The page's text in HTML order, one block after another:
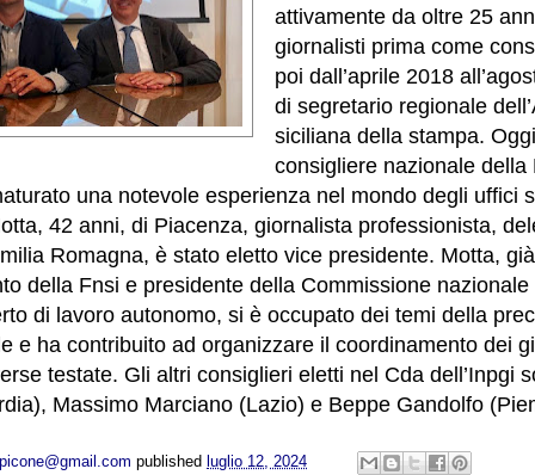
attivamente da oltre 25
giornalisti prima come
poi dall’aprile 2018
di segretario regionale
siciliana della stampa.
consigliere nazionale della
una notevole esperienza nel mondo degli uffici
42 anni, di Piacenza, giornalista professionista,
Romagna, è stato eletto vice presidente. Motta,
della Fnsi e presidente della Commissione
di lavoro autonomo, si è occupato dei temi della
e ha contribuito ad organizzare il coordinamento dei
testate. Gli altri consiglieri eletti nel Cda dell’Inpgi
Massimo Marciano (Lazio) e Beppe Gandolfo
published luglio 12, 2024